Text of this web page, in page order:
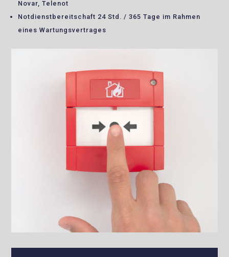
Novar, Telenot
Notdienstbereitschaft 24 Std. / 365 Tage im Rahmen
eines Wartungsvertrages